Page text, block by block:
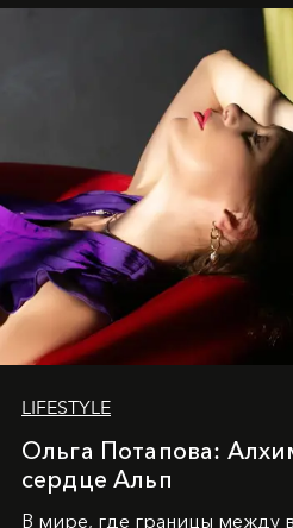
LIFESTYLE
Ольга Потапова:
сердце Альп
В мире, где границы между